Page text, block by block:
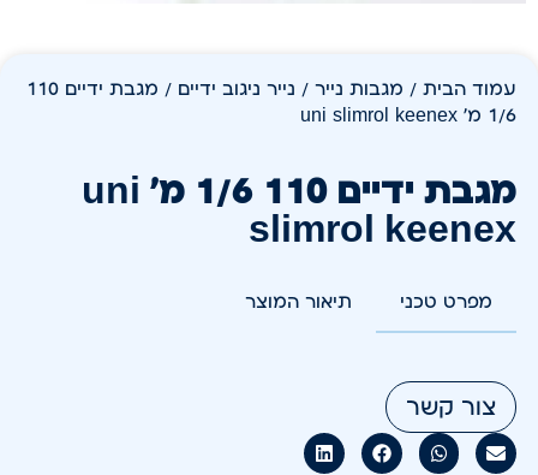
עמוד הבית / מגבות נייר / נייר ניגוב ידיים
/ מגבת ידיים 110
1/6 מ' uni slimrol keenex
מגבת ידיים 110 1/6 מ' uni
slimrol keenex
מפרט טכני תיאור המוצר
צור קשר